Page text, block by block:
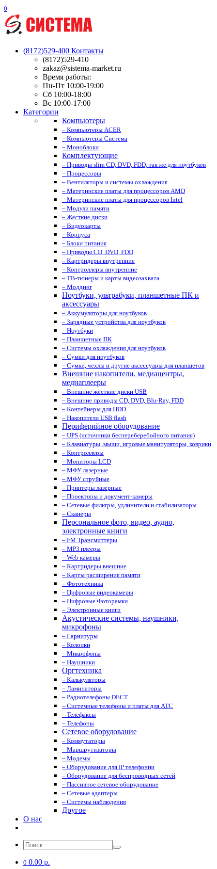
0
(8172)529-400 Контакты
(8172)529-410
zakaz@sistema-market.ru
Время работы:
Пн-Пт 10:00-19:00
Сб 10:00-18:00
Вс 10:00-17:00
Категории
Компьютеры
– Компьютеры ACER
– Компьютеры Система
– Моноблоки
Комплектующие
– Приводы slim CD, DVD, FDD, так же для ноутбуков
– Процессоры
– Вентиляторы и системы охлаждения
– Материнские платы для процессоров AMD
– Материнские платы для процессоров Intel
– Модули памяти
– Жесткие диски
– Видеокарты
– Корпуса
– Блоки питания
– Приводы CD, DVD, FDD
– Картридеры внутренние
– Контроллеры внутренние
– ТВ-тюнеры и карты видеозахвата
– Моддинг
Ноутбуки, ультрабуки, планшетные ПК и
аксессуары
– Аккумуляторы для ноутбуков
– Зарядные устройства для ноутбуков
– Ноутбуки
– Планшетные ПК
– Системы охлаждения для ноутбуков
– Сумки для ноутбуков
– Сумки, чехлы и другие аксессуары для планшетов
Внешние накопители, медиацентры,
медиаплееры
– Внешние жёсткие диски USB
– Внешние приводы CD, DVD, Blu-Ray, FDD
– Контейнеры для HDD
– Накопители USB flash
Периферийное оборудование
– UPS (источники беспереберебойного питания)
– Клавиатуры, мыши, игровые манипуляторы, коврики
– Контроллеры
– Мониторы LCD
– МФУ лазерные
– МФУ струйные
– Принтеры лазерные
– Проекторы и документ-камеры
– Сетевые фильтры, удлинители и стабилизаторы
– Сканеры
Персональное фото, видео, аудио,
электронные книги
– FM Трансмиттеры
– MP3 плееры
– Web камеры
– Картридеры внешние
– Карты расширения памяти
– Фототехника
– Цифровые видеокамеры
– Цифровые Фоторамки
– Электронные книги
Акустические системы, наушники,
микрофоны
– Гарнитуры
– Колонки
– Микрофоны
– Наушники
Оргтехника
– Калькуляторы
– Ламинаторы
– Радиотелефоны DECT
– Системные телефоны и платы для АТС
– Телефаксы
– Телефоны
Сетевое оборудование
– Коммутаторы
– Маршрутизаторы
– Модемы
– Оборудование для IP телефонии
– Оборудование для беспроводных сетей
– Пассивное сетевое оборудование
– Сетевые адаптеры
– Системы наблюдения
Другое
О нас
0 0.00 р.